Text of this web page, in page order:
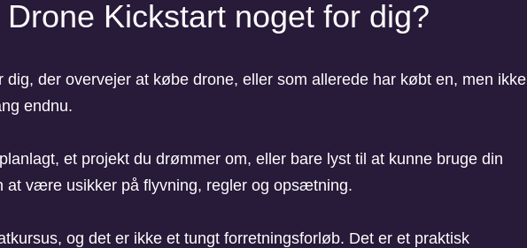
Drone Kickstart noget for dig?
dig, der overvejer at købe drone, eller som allerede har købt en, men ikke
endnu.
et projekt du drømmer om, eller bare lyst til at kunne bruge din
at være usikker på flyvning, regler og opsætning.
og det er ikke et tungt forretningsforløb. Det er et praktisk